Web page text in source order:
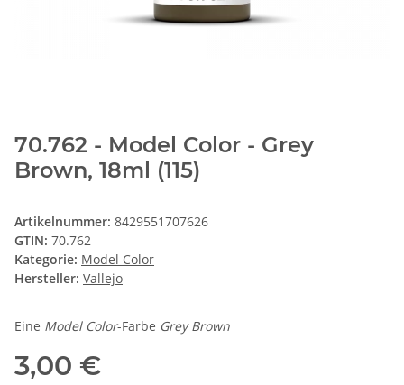
70.762 - Model Color - Grey
Brown, 18ml (115)
Artikelnummer: 8429551707626
GTIN: 70.762
Kategorie: Model Color
Hersteller: Vallejo
Eine Model Color-Farbe Grey Brown
3,00 €